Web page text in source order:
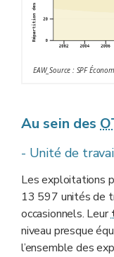
EAW_Source : SPF
Au sein des
- Unité de
Les exploitations
13 597 unités de
occasionnels. Leur
niveau presque
l’ensemble des